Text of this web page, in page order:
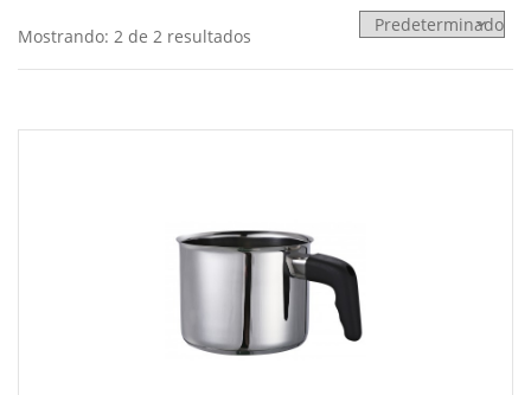
Mostrando: 2 de 2 resultados